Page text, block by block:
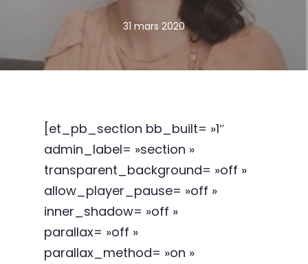
31 mars 2020
[et_pb_section bb_built= »1″
admin_label= »section »
transparent_background= »off »
allow_player_pause= »off »
inner_shadow= »off »
parallax= »off »
parallax_method= »on »